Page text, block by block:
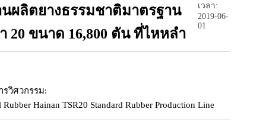
นผลิตยางธรรมชาติมาตรฐาน
20 ขนาด 16,800 ตัน ที่ไหหลำ
เวลา:
2019-06-
01
รวิศวกรรม:
Rubber Hainan TSR20 Standard Rubber Production Line